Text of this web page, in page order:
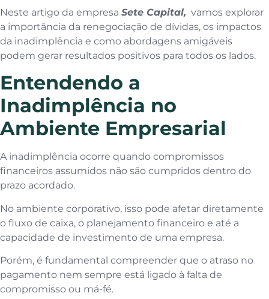
Neste artigo da empresa Sete Capital, vamos explorar
a importância da renegociação de dívidas, os impactos
da inadimplência e como abordagens amigáveis
podem gerar resultados positivos para todos os lados.
Entendendo a
Inadimplência no
Ambiente Empresarial
A inadimplência ocorre quando compromissos
financeiros assumidos não são cumpridos dentro do
prazo acordado.
No ambiente corporativo, isso pode afetar diretamente
o fluxo de caixa, o planejamento financeiro e até a
capacidade de investimento de uma empresa.
Porém, é fundamental compreender que o atraso no
pagamento nem sempre está ligado à falta de
compromisso ou má-fé.